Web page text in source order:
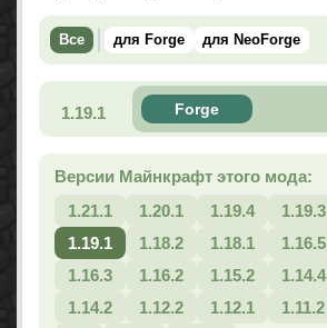
Все для Forge для NeoForge
1.19.1 Forge
Версии Майнкрафт этого мода:
1.21.1
1.20.1 1.19.4 1.19.3
1.19.1
1.18.2 1.18.1 1.16.5
1.16.3
1.16.2 1.15.2 1.14.4
1.14.2
1.12.2 1.12.1 1.11.2